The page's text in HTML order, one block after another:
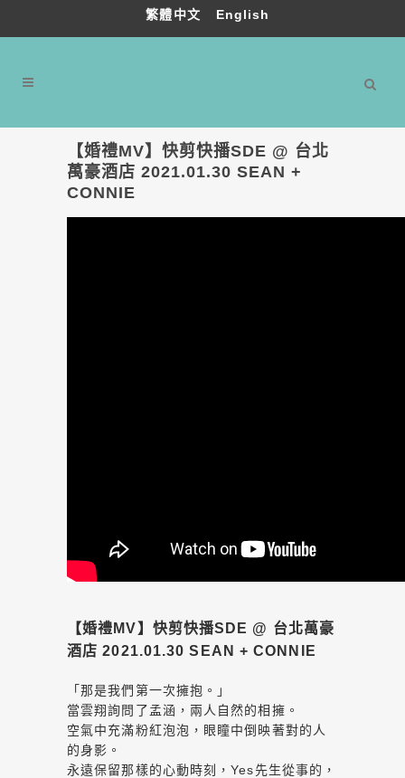
繁體中文 English
【婚禮MV】快剪快播SDE @ 台北
萬豪酒店 2021.01.30 SEAN +
CONNIE
【婚禮MV】快剪快播SDE @ 台北萬豪
酒店 2021.01.30 SEAN + CONNIE
「那是我們第一次擁抱。」
當雲翔詢問了孟涵，兩人自然的相擁。
空氣中充滿粉紅泡泡，眼瞳中倒映著對的人
的身影。
永遠保留那樣的心動時刻，Yes先生從事的，